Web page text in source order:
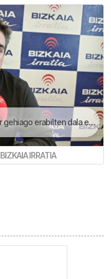
dau Oskar Azkaratek | Goizeko Izarretan
BIZKAIA IRRATIA